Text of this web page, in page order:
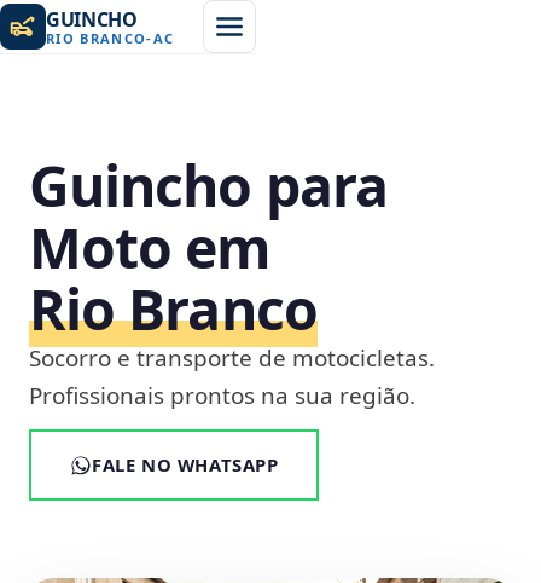
GUINCHO
RIO BRANCO-AC
Guincho para
Moto em
Rio Branco
Socorro e transporte de motocicletas.
Profissionais prontos na sua região.
FALE NO WHATSAPP